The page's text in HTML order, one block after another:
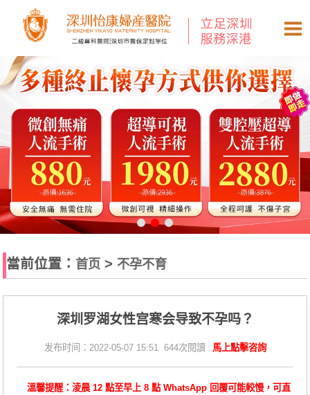
當前位置： 首页 > 不孕不育
深圳罗湖女性宫寒会导致不孕吗？
发布时间：2022-05-07 15:51 644次閱讀 馬上點擊咨詢
溫馨提醒：淩晨 12 點至早上 8 點 WhatsApp 回覆可能較慢，可直